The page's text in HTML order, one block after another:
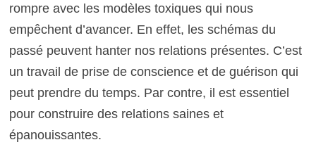
rompre avec les modèles toxiques qui nous
empêchent d’avancer. En effet, les schémas du
passé peuvent hanter nos relations présentes. C’est
un travail de prise de conscience et de guérison qui
peut prendre du temps. Par contre, il est essentiel
pour construire des relations saines et
épanouissantes.